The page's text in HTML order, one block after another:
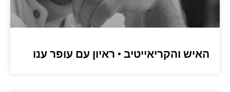
האיש והקריאייטיב • ראיון עם עופר ענו